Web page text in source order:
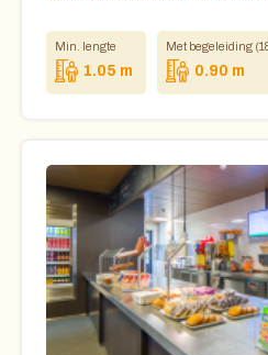
Min. lengte
1.05 m
Met begeleiding
0.90 m